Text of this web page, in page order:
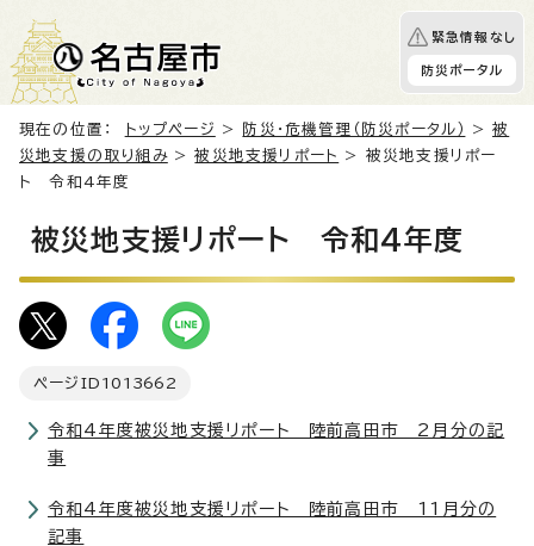
緊急情報なし
防災ポータル
現在の位置： トップページ > 防災・危機管理（防災ポータル） >被
災地支援の取り組み>被災地支援リポート
> 被災地支援リポー
ト 令和4年度
被災地支援リポート 令和4年度
ページID 1013662
令和4年度被災地支援リポート 陸前高田市 2月分の記
事
令和4年度被災地支援リポート 陸前高田市 11月分の
記事